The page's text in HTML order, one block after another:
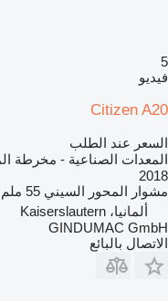
5
فيديو
Citizen A20
السعر عند الطلب
المعدات الصناعية - مخرطة
2018
مشوار المحور السيني 55 ملم
ألمانيا، Kaiserslautern
GINDUMAC GmbH
الاتصال بالبائع